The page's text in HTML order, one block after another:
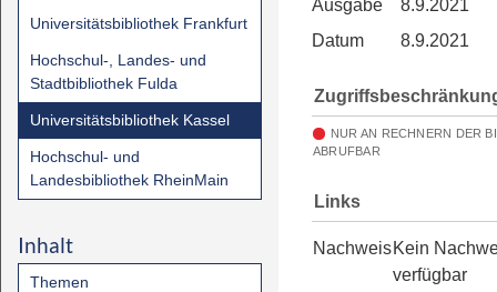
Universitätsbibliothek Frankfurt
Hochschul-, Landes- und
Stadtbibliothek Fulda
Universitätsbibliothek Kassel
Hochschul- und
Landesbibliothek RheinMain
Inhalt
Themen
Ausgabe
8.9.2021
Datum
8.9.2021
NUR AN RECHNERN DER
ABRUFBAR
Links
NachweisKein
verfügbar